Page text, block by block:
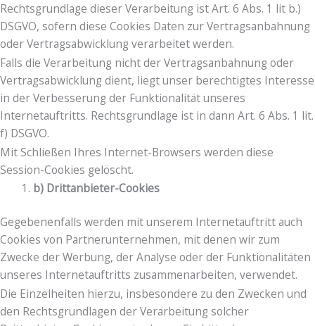
Rechtsgrundlage dieser Verarbeitung ist Art. 6 Abs. 1 lit b.)
DSGVO, sofern diese Cookies Daten zur Vertragsanbahnung
oder Vertragsabwicklung verarbeitet werden.
Falls die Verarbeitung nicht der Vertragsanbahnung oder
Vertragsabwicklung dient, liegt unser berechtigtes Interesse
in der Verbesserung der Funktionalität unseres
Internetauftritts. Rechtsgrundlage ist in dann Art. 6 Abs. 1 lit.
f) DSGVO.
Mit Schließen Ihres Internet-Browsers werden diese
Session-Cookies gelöscht.
b) Drittanbieter-Cookies
Gegebenenfalls werden mit unserem Internetauftritt auch
Cookies von Partnerunternehmen, mit denen wir zum
Zwecke der Werbung, der Analyse oder der Funktionalitäten
unseres Internetauftritts zusammenarbeiten, verwendet.
Die Einzelheiten hierzu, insbesondere zu den Zwecken und
den Rechtsgrundlagen der Verarbeitung solcher